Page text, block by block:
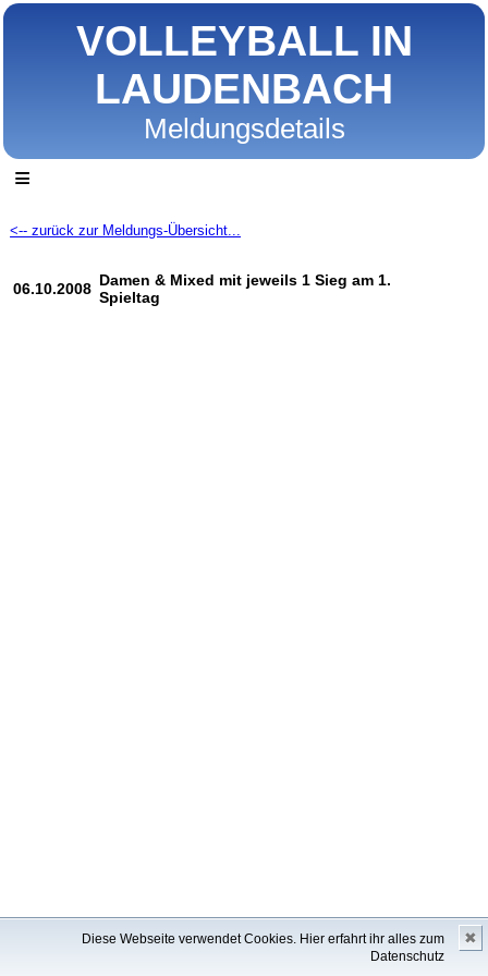
Diese Webseite verwendet Cookies. Hier erfahrt ihr alles zum
Datenschutz
✖
VOLLEYBALL IN
LAUDENBACH
Meldungsdetails
≡
<-- zurück zur Meldungs-Übersicht...
06.10.2008 Damen & Mixed mit jeweils 1 Sieg am 1.
Spieltag